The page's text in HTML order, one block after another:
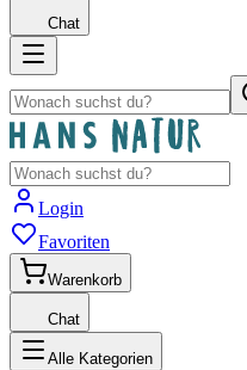
Chat
Login
Favoriten
Warenkorb
Chat
Alle Kategorien